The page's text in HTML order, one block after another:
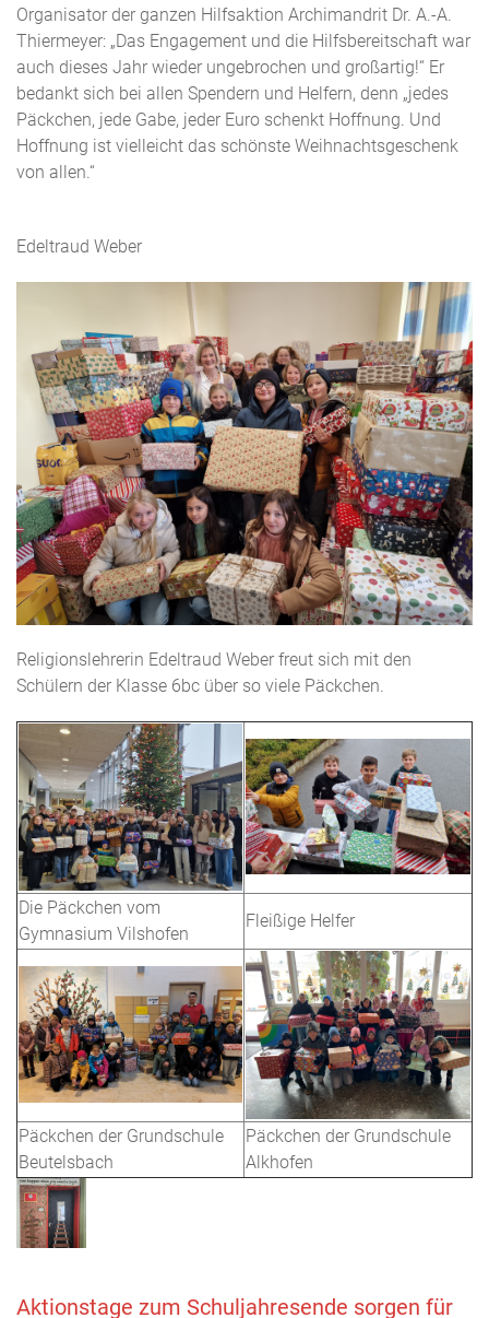
Organisator der ganzen Hilfsaktion Archimandrit Dr. A.-A.
Thiermeyer: „Das Engagement und die Hilfsbereitschaft war
auch dieses Jahr wieder ungebrochen und großartig!“ Er
bedankt sich bei allen Spendern und Helfern, denn „jedes
Päckchen, jede Gabe, jeder Euro schenkt Hoffnung. Und
Hoffnung ist vielleicht das schönste Weihnachtsgeschenk
von allen.“
Edeltraud Weber
Religionslehrerin Edeltraud Weber freut sich mit den
Schülern der Klasse 6bc über so viele Päckchen.
Die Päckchen vom
Gymnasium Vilshofen
Fleißige Helfer
Päckchen der Grundschule
Beutelsbach
Päckchen der Grundschule
Alkhofen
Aktionstage zum Schuljahresende sorgen für